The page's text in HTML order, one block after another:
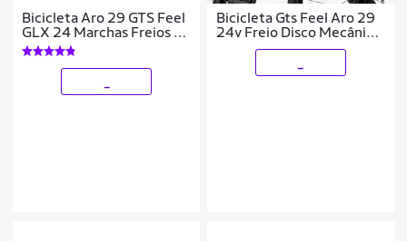
Bicicleta Aro 29 GTS Feel
GLX 24 Marchas Freios A
Disco
Bicicleta Gts Feel Aro 29
24v Freio Disco Mecânico
e Suspensão